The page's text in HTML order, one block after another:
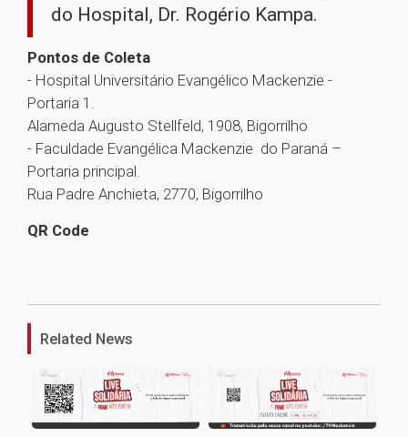
do Hospital, Dr. Rogério Kampa.
Pontos de Coleta
- Hospital Universitário Evangélico Mackenzie -
Portaria 1.
Alameda Augusto Stellfeld, 1908, Bigorrilho
- Faculdade Evangélica Mackenzie do Paraná –
Portaria principal.
Rua Padre Anchieta, 2770, Bigorrilho
QR Code
Related News